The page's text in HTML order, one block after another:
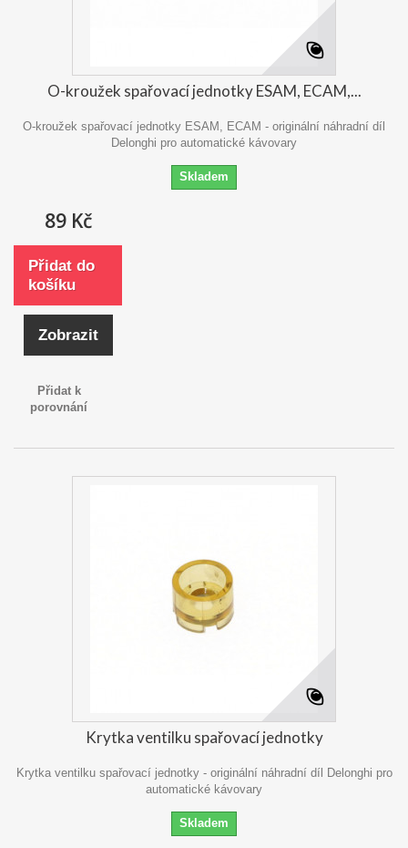
O-kroužek spařovací jednotky ESAM, ECAM,...
O-kroužek spařovací jednotky ESAM, ECAM - originální náhradní díl
Delonghi pro automatické kávovary
Skladem
89 Kč
Přidat do
košíku
Zobrazit
Přidat k
porovnání
Krytka ventilku spařovací jednotky
Krytka ventilku spařovací jednotky - originální náhradní díl Delonghi pro
automatické kávovary
Skladem